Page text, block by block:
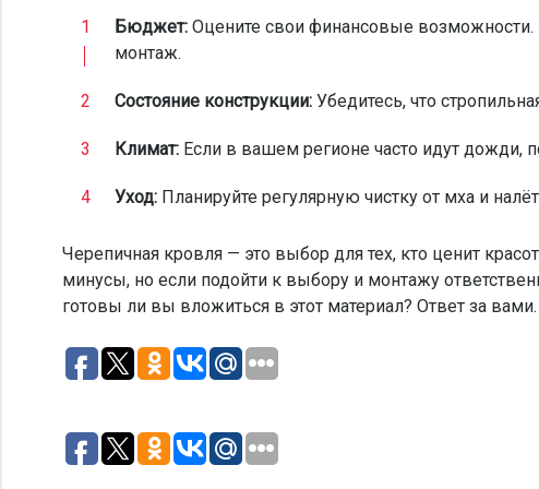
Бюджет: Оцените свои финансовые возможности.
монтаж.
Состояние конструкции: Убедитесь, что
Климат: Если в вашем регионе часто идут дожди,
Уход: Планируйте регулярную чистку от мха и
Черепичная кровля — это выбор для тех, кто ценит
минусы, но если подойти к выбору и монтажу
готовы ли вы вложиться в этот материал? Ответ за вами.